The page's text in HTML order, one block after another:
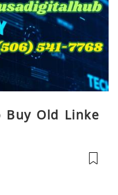
Buy Old Linke